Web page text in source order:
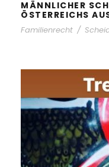
MÄNNLICHER
ÖSTERREICHS
Familienrecht /
DR.